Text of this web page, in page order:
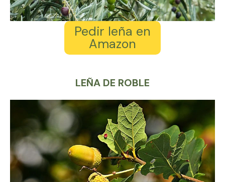
Pedir leña en
Amazon
LEÑA DE ROBLE